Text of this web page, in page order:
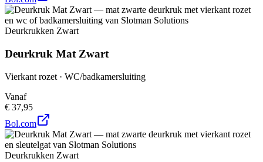
Deurkrukken Zwart
Deurkruk Mat Zwart
Vierkant rozet · WC/badkamersluiting
Vanaf
€ 37,95
Bol.com
Deurkrukken Zwart